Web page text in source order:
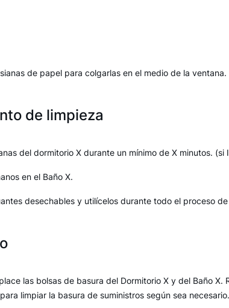
de papel para colgarlas en el medio de la ventana.
de limpieza
del dormitorio X durante un mínimo de X minutos.
en el Baño X.
desechables y utilícelos durante todo el proceso
las bolsas de basura del Dormitorio X y del Baño
limpiar la basura de suministros según sea necesario.